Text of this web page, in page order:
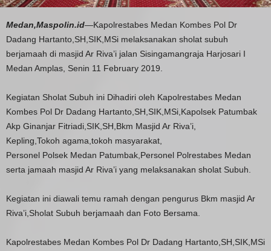
Medan,Maspolin.id—Kapolrestabes Medan Kombes Pol Dr
Dadang Hartanto,SH,SIK,MSi melaksanakan sholat subuh
berjamaah di masjid Ar Riva’i jalan Sisingamangraja Harjosari I
Medan Amplas, Senin 11 February 2019.
Kegiatan Sholat Subuh ini Dihadiri oleh Kapolrestabes Medan
Kombes Pol Dr Dadang Hartanto,SH,SIK,MSi,Kapolsek Patumbak
Akp Ginanjar Fitriadi,SIK,SH,Bkm Masjid Ar Riva’i,
Kepling,Tokoh agama,tokoh masyarakat,
Personel Polsek Medan Patumbak,Personel Polrestabes Medan
serta jamaah masjid Ar Riva’i yang melaksanakan sholat Subuh.
Kegiatan ini diawali temu ramah dengan pengurus Bkm masjid Ar
Riva’i,Sholat Subuh berjamaah dan Foto Bersama.
Kapolrestabes Medan Kombes Pol Dr Dadang Hartanto,SH,SIK,MSi